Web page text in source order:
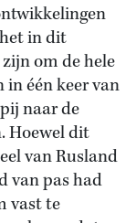
in dit
om de hele
in één keer van
naar de
Hoewel dit
van Rusland
van pas had
vast te